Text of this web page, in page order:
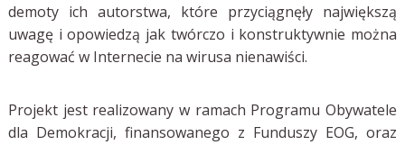
demoty ich autorstwa, które przyciągnęły największą
uwagę i opowiedzą jak twórczo i konstruktywnie można
reagować w Internecie na wirusa nienawiści.
Projekt jest realizowany w ramach Programu Obywatele
dla Demokracji, finansowanego z Funduszy EOG, oraz